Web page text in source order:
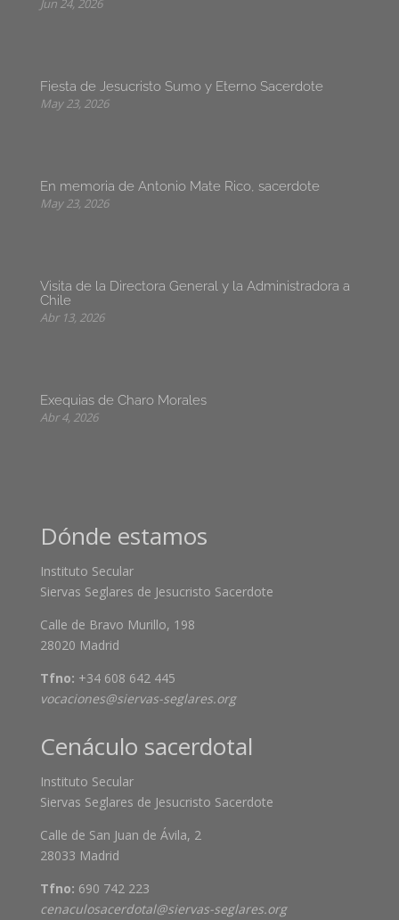
Jun 24, 2026
Fiesta de Jesucristo Sumo y Eterno Sacerdote
May 23, 2026
En memoria de Antonio Mate Rico, sacerdote
May 23, 2026
Visita de la Directora General y la Administradora a
Chile
Abr 13, 2026
Exequias de Charo Morales
Abr 4, 2026
Dónde estamos
Instituto Secular
Siervas Seglares de Jesucristo Sacerdote
Calle de Bravo Murillo, 198
28020 Madrid
Tfno: +34 608 642 445
vocaciones@siervas-seglares.org
Cenáculo sacerdotal
Instituto Secular
Siervas Seglares de Jesucristo Sacerdote
Calle de San Juan de Ávila, 2
28033 Madrid
Tfno: 690 742 223
cenaculosacerdotal@siervas-seglares.org